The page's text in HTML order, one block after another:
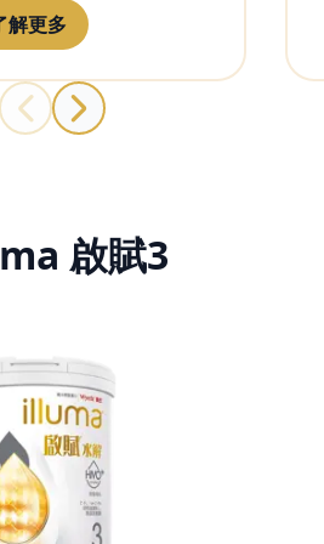
解更多
啟賦3